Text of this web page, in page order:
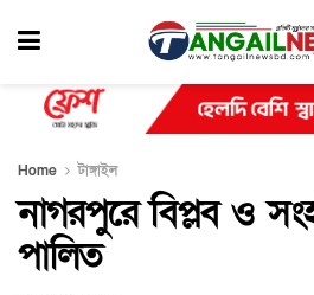
Home টাঙ্গাইল
নাগরপুরে বিপ্লব ও
পালিত